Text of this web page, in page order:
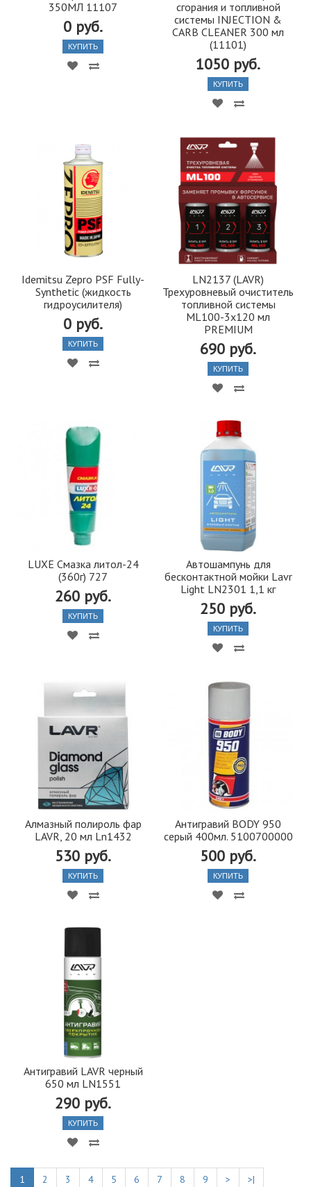
350МЛ 11107
0 руб.
КУПИТЬ
сгорания и топливной
системы INJECTION &
CARB CLEANER 300 мл
(11101)
1050 руб.
КУПИТЬ
Idemitsu Zepro PSF Fully-
Synthetic (жидкость
гидроусилителя)
0 руб.
КУПИТЬ
LN2137 (LAVR)
Трехуровневый очиститель
топливной системы
ML100-3x120 мл
PREMIUM
690 руб.
КУПИТЬ
LUXE Смазка литол-24
(360г) 727
260 руб.
КУПИТЬ
Автошампунь для
бесконтактной мойки Lavr
Light LN2301 1,1 кг
250 руб.
КУПИТЬ
Алмазный полироль фар
LAVR, 20 мл Ln1432
530 руб.
КУПИТЬ
Антигравий BODY 950
серый 400мл. 5100700000
500 руб.
КУПИТЬ
Антигравий LAVR черный
650 мл LN1551
290 руб.
КУПИТЬ
1 2 3 4 5 6 7 8 9 >
>|